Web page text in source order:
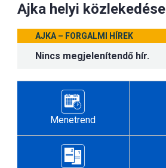
Ajka helyi közlekedése
AJKA – FORGALMI HÍREK
Nincs megjelenítendő hír.
Menetrend